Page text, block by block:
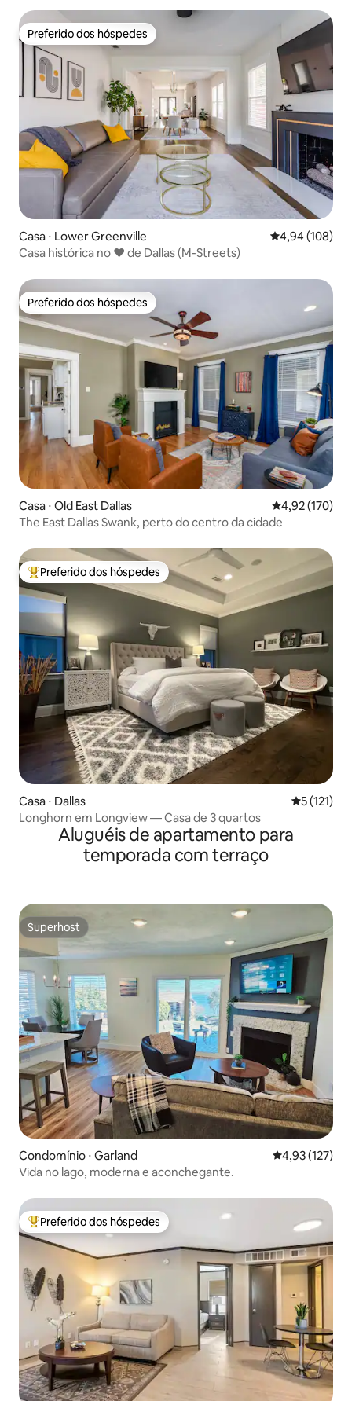
Preferido dos hóspedes
Preferido dos hóspedes
Casa ⋅ Lower Greenville 4,94 de uma
4,94 (108)
Casa histórica no ❤️ de Dallas (M-Streets)
Preferido dos hóspedes
Preferido dos hóspedes
Casa ⋅ Old East Dallas 4,92 de uma
4,92 (170)
The East Dallas Swank, perto do centro da cidade
Entre os melhores preferidos dos hóspedes
Preferido dos hóspedes
Casa ⋅ Dallas 5 de uma
5 (121)
Longhorn em Longview — Casa de 3 quartos
Aluguéis de apartamento para
temporada com terraço
Superhost
Superhost
Condomínio ⋅ Garland 4,93 de uma
4,93 (127)
Vida no lago, moderna e aconchegante.
Entre os melhores preferidos dos hóspedes
Preferido dos hóspedes